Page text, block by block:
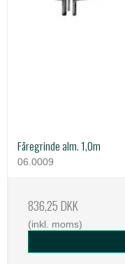
Fåregrinde alm. 1,0m
06.0009
836,25 DKK
(inkl. moms)